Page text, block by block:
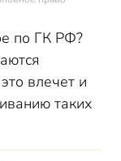
по ГК РФ?
влечет и
таких